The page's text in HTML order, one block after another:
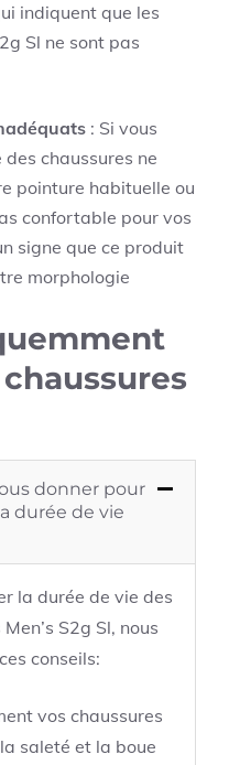
indiquent que les
Sl ne sont pas
: Si vous
chaussures ne
pointure habituelle ou
confortable pour vos
signe que ce produit
morphologie
donner pour
durée de vie
la durée de vie des
S2g Sl, nous
conseils:
vos chaussures
saleté et la boue